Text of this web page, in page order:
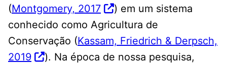
(Montgomery, 2017
) em um sistema
conhecido como Agricultura de
Conservação (Kassam, Friedrich & Derpsch,
2019
). Na época de nossa pesquisa,